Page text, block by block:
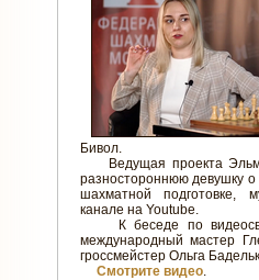
Бивол.
Ведущая проекта
разностороннюю девушку
шахматной подготовке,
канале на Youtube.
К беседе по
международный мастер
гроссмейстер Ольга
Смотрите видео.